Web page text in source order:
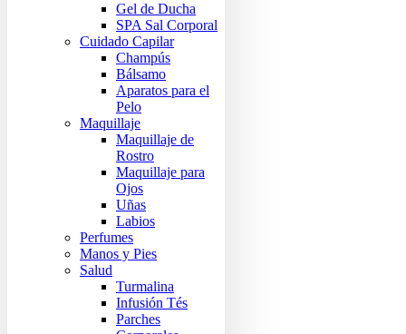
Gel de Ducha
SPA Sal Corporal
Cuidado Capilar
Champús
Bálsamo
Aparatos para el
Pelo
Maquillaje
Maquillaje de
Rostro
Maquillaje para
Ojos
Uñas
Labios
Perfumes
Manos y Pies
Salud
Turmalina
Infusión Tés
Parches